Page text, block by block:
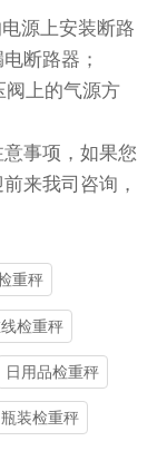
源上安装断路
断路器；
阀上的气源方
事项，如果您
来我司咨询，
重秤
检重秤
日用品检重秤
瓶装检重秤